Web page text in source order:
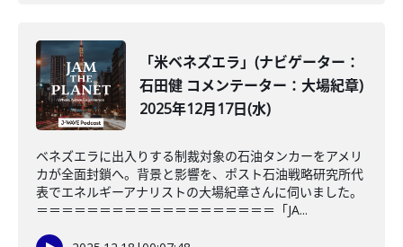
「米ベネズエラ」(ナビゲーター：
石田健 コメンテーター：大場紀章)
2025年12月17日(水)
ベネズエラに出入りする制裁対象の石油タンカーをアメリ
カが全面封鎖へ。背景と影響を、ポスト石油戦略研究所代
表でエネルギーアナリストの大場紀章さんに伺いました。
＝＝＝＝＝＝＝＝＝＝＝＝＝＝＝＝＝＝＝「JA...